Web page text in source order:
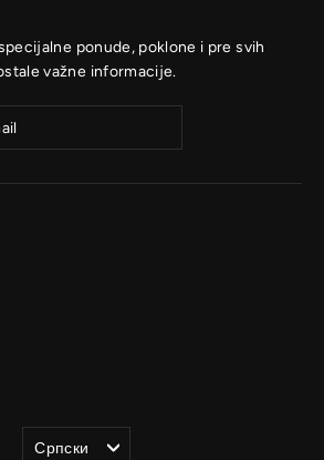
ponude, poklone i pre svih
važne informacije.
Jezik
Српски